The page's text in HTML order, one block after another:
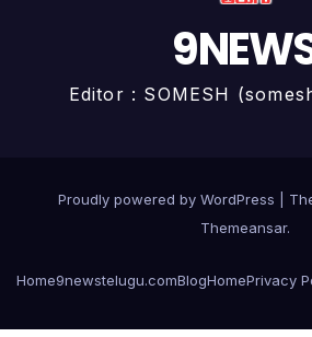
Editor : SOMESH
Proudly powered by WordPress
Themeansar.
Home9newstelugu.comBlogHomePrivacy